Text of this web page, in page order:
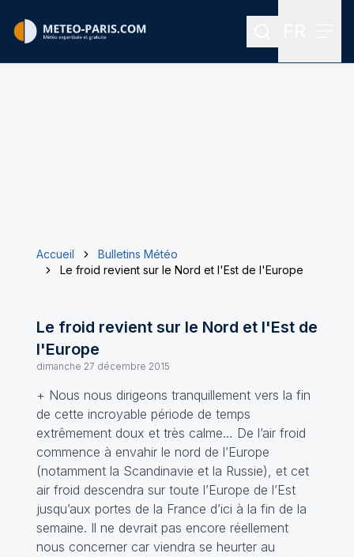
Rechercher
Accueil
Bulletins Météo
Le froid revient sur le Nord et l'Est de l'Europe
Le froid revient sur le Nord et l'Est de
l'Europe
dimanche 27 décembre 2015
+ Nous nous dirigeons tranquillement vers la fin
de cette incroyable période de temps
extrêmement doux et très calme… De l’air froid
commence à envahir le nord de l’Europe
(notamment la Scandinavie et la Russie), et cet
air froid descendra sur toute l’Europe de l’Est
jusqu’aux portes de la France d’ici à la fin de la
semaine. Il ne devrait pas encore réellement
nous concerner car viendra se heurter au